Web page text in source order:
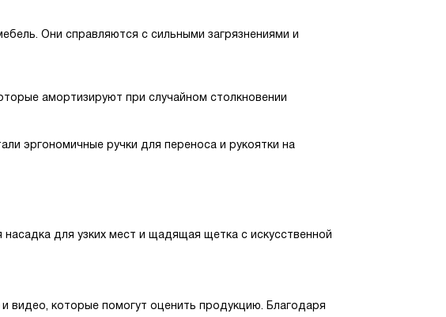
Они справляются с сильными загрязнениями и
амортизируют при случайном столкновении
эргономичные ручки для переноса и рукоятки на
для узких мест и щадящая щетка с искусственной
видео, которые помогут оценить продукцию. Благодаря